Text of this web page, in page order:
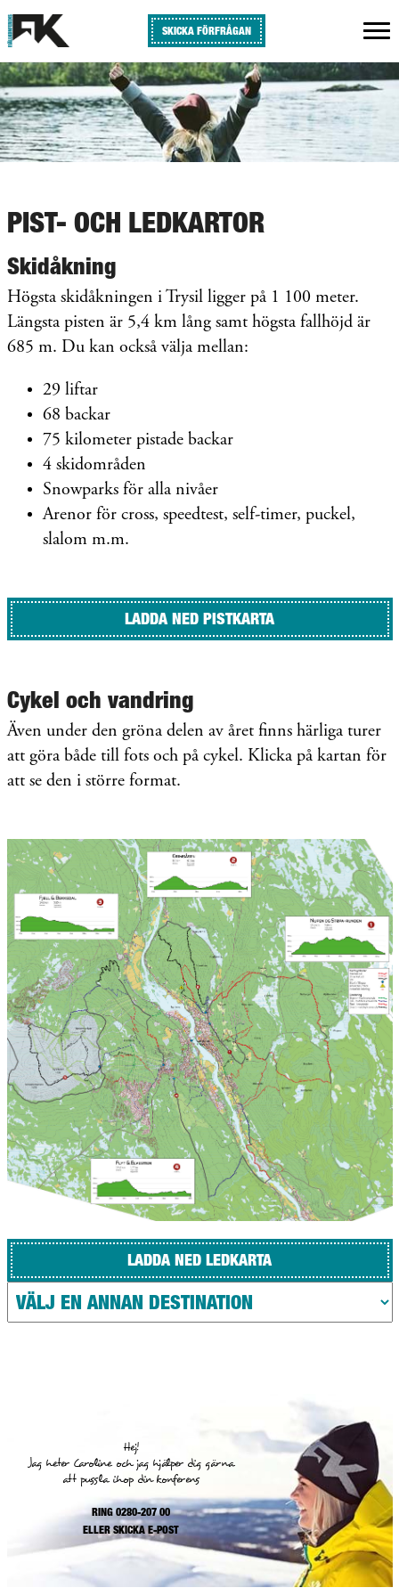
SKICKA FÖRFRÅGAN
PIST- OCH LEDKARTOR
Skidåkning
Högsta skidåkningen i Trysil ligger på 1 100 meter.
Längsta pisten är 5,4 km lång samt högsta fallhöjd är
685 m. Du kan också välja mellan:
29 liftar
68 backar
75 kilometer pistade backar
4 skidområden
Snowparks för alla nivåer
Arenor för cross, speedtest, self-timer, puckel,
slalom m.m.
LADDA NED PISTKARTA
Cykel och vandring
Även under den gröna delen av året finns härliga turer
att göra både till fots och på cykel. Klicka på kartan för
att se den i större format.
LADDA NED LEDKARTA
Hej!
Jag heter Caroline och jag hjälper dig gärna
att pussla ihop din konferens
RING 0280-207 00
ELLERSKICKA E-POST